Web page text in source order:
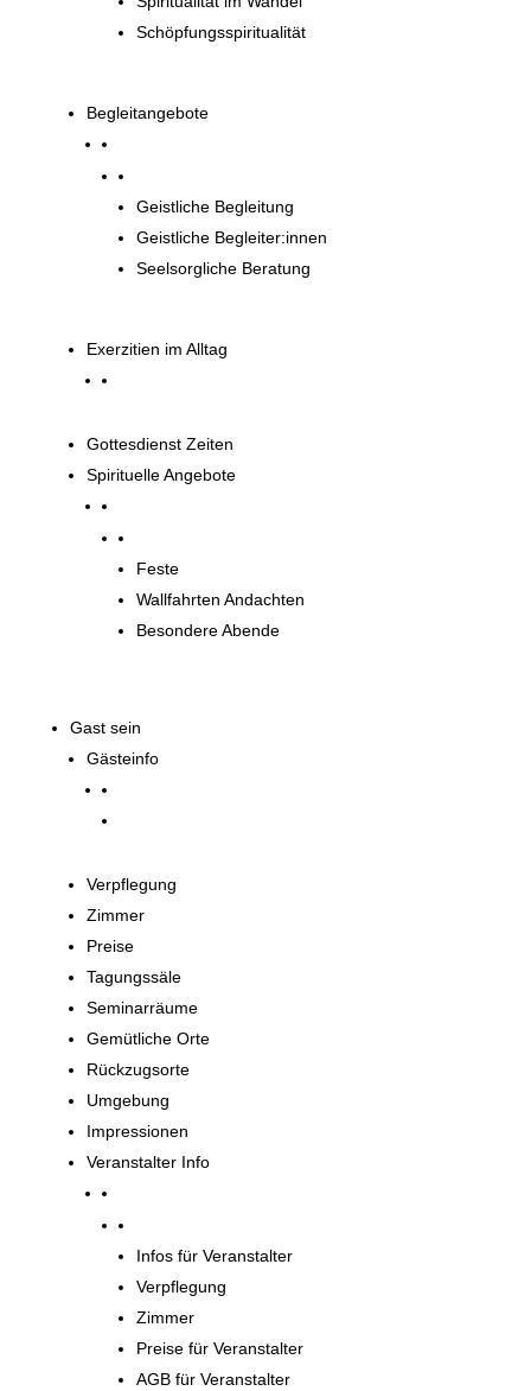
Schöpfungsspiritualität
Begleitangebote
Geistliche Begleitung
Geistliche Begleiter:innen
Seelsorgliche Beratung
Exerzitien im Alltag
Gottesdienst Zeiten
Spirituelle Angebote
Feste
Wallfahrten Andachten
Besondere Abende
Gast sein
Gästeinfo
Verpflegung
Zimmer
Preise
Tagungssäle
Seminarräume
Gemütliche Orte
Rückzugsorte
Umgebung
Impressionen
Veranstalter Info
Infos für Veranstalter
Verpflegung
Zimmer
Preise für Veranstalter
AGB für Veranstalter